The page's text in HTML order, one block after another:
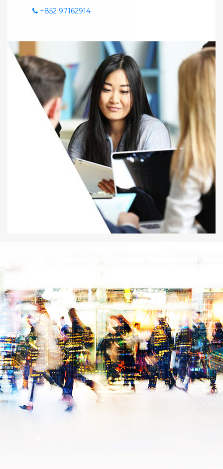
+852 97162914